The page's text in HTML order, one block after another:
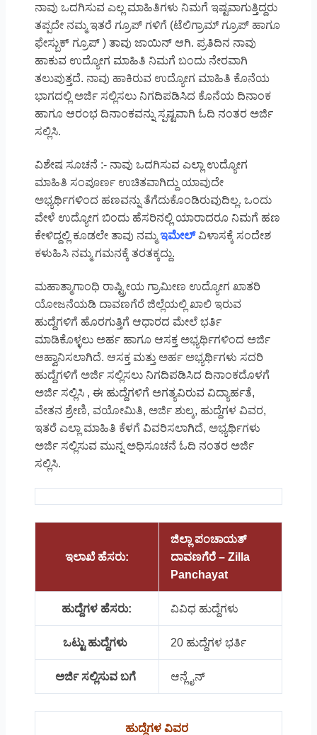
ನಾವು ಒದಗಿಸುವ ಎಲ್ಲ ಮಾಹಿತಿಗಳು ನಿಮಗೆ ಇಷ್ಟವಾಗುತ್ತಿದ್ದರು
ತಪ್ಪದೇ ನಮ್ಮ ಇತರೆ ಗ್ರೂಪ್ ಗಳಿಗೆ (ಟೆಲಿಗ್ರಾಮ್ ಗ್ರೂಪ್ ಹಾಗೂ
ಫೇಸ್ಬುಕ್ ಗ್ರೂಪ್ ) ತಾವು ಜಾಯಿನ್ ಆಗಿ. ಪ್ರತಿದಿನ ನಾವು
ಹಾಕುವ ಉದ್ಯೋಗ ಮಾಹಿತಿ ನಿಮಗೆ ಬಂದು ನೇರವಾಗಿ
ತಲುಪುತ್ತದೆ. ನಾವು ಹಾಕಿರುವ ಉದ್ಯೋಗ ಮಾಹಿತಿ ಕೊನೆಯ
ಭಾಗದಲ್ಲಿ ಅರ್ಜಿ ಸಲ್ಲಿಸಲು ನಿಗದಿಪಡಿಸಿದ ಕೊನೆಯ ದಿನಾಂಕ
ಹಾಗೂ ಆರಂಭ ದಿನಾಂಕವನ್ನು ಸ್ಪಷ್ಟವಾಗಿ ಓದಿ ನಂತರ ಅರ್ಜಿ
ಸಲ್ಲಿಸಿ.
ವಿಶೇಷ ಸೂಚನೆ :- ನಾವು ಒದಗಿಸುವ ಎಲ್ಲಾ ಉದ್ಯೋಗ
ಮಾಹಿತಿ ಸಂಪೂರ್ಣ ಉಚಿತವಾಗಿದ್ದು ಯಾವುದೇ
ಅಭ್ಯರ್ಥಿಗಳಿಂದ ಹಣವನ್ನು ತೆಗೆದುಕೊಂಡಿರುವುದಿಲ್ಲ. ಒಂದು
ವೇಳೆ ಉದ್ಯೋಗ ಬಿಂದು ಹೆಸರಿನಲ್ಲಿ ಯಾರಾದರೂ ನಿಮಗೆ ಹಣ
ಕೇಳಿದ್ದಲ್ಲಿ ಕೂಡಲೇ ತಾವು ನಮ್ಮಇಮೇಲ್ವಿಳಾಸಕ್ಕೆ ಸಂದೇಶ
ಕಳುಹಿಸಿ ನಮ್ಮ ಗಮನಕ್ಕೆ ತರತಕ್ಕದ್ದು.
ಮಹಾತ್ಮಾಗಾಂಧಿ ರಾಷ್ಟ್ರೀಯ ಗ್ರಾಮೀಣ ಉದ್ಯೋಗ ಖಾತರಿ
ಯೋಜನೆಯಡಿ ದಾವಣಗೆರೆ ಜಿಲ್ಲೆಯಲ್ಲಿ ಖಾಲಿ ಇರುವ
ಹುದ್ದೆಗಳಿಗೆ ಹೊರಗುತ್ತಿಗೆ ಆಧಾರದ ಮೇಲೆ ಭರ್ತಿ
ಮಾಡಿಕೊಳ್ಳಲು ಅರ್ಹ ಹಾಗೂ ಆಸಕ್ತ ಅಭ್ಯರ್ಥಿಗಳಿಂದ ಅರ್ಜಿ
ಆಹ್ವಾನಿಸಲಾಗಿದೆ. ಆಸಕ್ತ ಮತ್ತು ಅರ್ಹ ಅಭ್ಯರ್ಥಿಗಳು ಸದರಿ
ಹುದ್ದೆಗಳಿಗೆ ಅರ್ಜಿ ಸಲ್ಲಿಸಲು ನಿಗದಿಪಡಿಸಿದ ದಿನಾಂಕದೊಳಗೆ
ಅರ್ಜಿ ಸಲ್ಲಿಸಿ , ಈ ಹುದ್ದೆಗಳಿಗೆ ಅಗತ್ಯವಿರುವ ವಿದ್ಯಾರ್ಹತೆ,
ವೇತನ ಶ್ರೇಣಿ, ವಯೋಮಿತಿ, ಅರ್ಜಿ ಶುಲ್ಕ, ಹುದ್ದೆಗಳ ವಿವರ,
ಇತರೆ ಎಲ್ಲಾ ಮಾಹಿತಿ ಕೆಳಗೆ ವಿವರಿಸಲಾಗಿದೆ, ಅಭ್ಯರ್ಥಿಗಳು
ಅರ್ಜಿ ಸಲ್ಲಿಸುವ ಮುನ್ನ ಅಧಿಸೂಚನೆ ಓದಿ ನಂತರ ಅರ್ಜಿ
ಸಲ್ಲಿಸಿ.
ಇಲಾಖೆ ಹೆಸರು:
ಜಿಲ್ಲಾ ಪಂಚಾಯತ್
ದಾವಣಗೆರೆ – Zilla
Panchayat
ಹುದ್ದೆಗಳ ಹೆಸರು: ವಿವಿಧ ಹುದ್ದೆಗಳು
ಒಟ್ಟು ಹುದ್ದೆಗಳು 20 ಹುದ್ದೆಗಳ ಭರ್ತಿ
ಅರ್ಜಿ ಸಲ್ಲಿಸುವ ಬಗೆ ಆನ್ಲೈನ್
ಹುದ್ದೆಗಳ ವಿವರ